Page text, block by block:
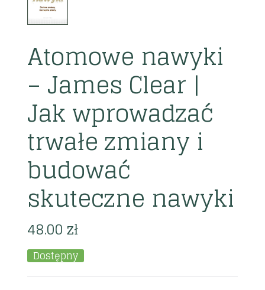
Atomowe nawyki
– James Clear |
Jak wprowadzać
trwałe zmiany i
budować
skuteczne nawyki
48.00zł
Dostępny